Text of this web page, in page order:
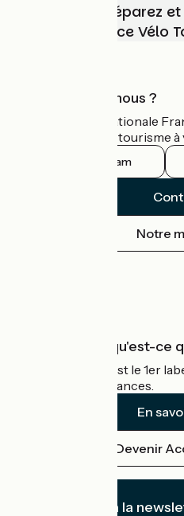
Choisissez, préparez
vélo avec France Vélo
Qui sommes-nous ?
L'association nationale
guide officiel du tourisme
Instagram
Notre
Accueil Vélo qu'est-ce
Accueil Vélo c'est le 1er
cyclistes en vacances.
En
Devenir
Je m'abonne à la